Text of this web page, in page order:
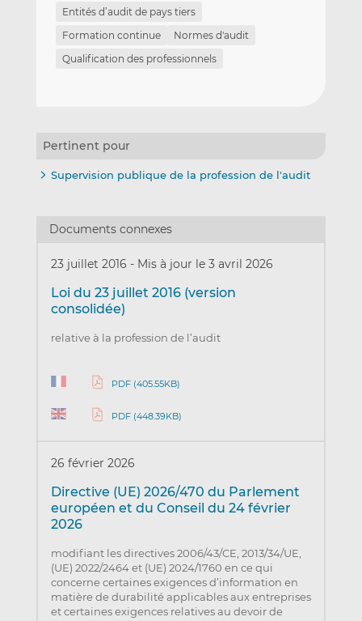
Entités d’audit de pays tiers
Formation continue
Normes d'audit
Qualification des professionnels
Pertinent pour
Supervision publique de la profession de l'audit
Documents connexes
23 juillet 2016 - Mis à jour le 3 avril 2026
Loi du 23 juillet 2016 (version
consolidée)
relative à la profession de l’audit
PDF (405.55KB)
PDF (448.39KB)
26 février 2026
Directive (UE) 2026/470 du Parlement
européen et du Conseil du 24 février
2026
modifiant les directives 2006/43/CE, 2013/34/UE,
(UE) 2022/2464 et (UE) 2024/1760 en ce qui
concerne certaines exigences d’information en
matière de durabilité applicables aux entreprises
et certaines exigences relatives au devoir de